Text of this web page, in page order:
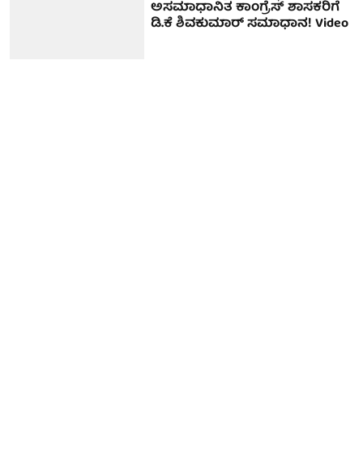
ಅಸಮಾಧಾನಿತ ಕಾಂಗ್ರೆಸ್ ಶಾಸಕರಿಗೆ
ಡಿ.ಕೆ ಶಿವಕುಮಾರ್ ಸಮಾಧಾನ! Video